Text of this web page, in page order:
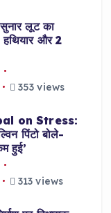
लूट का
और 2
353 views
on Stress:
पिंटो बोले-
हुई’
313 views